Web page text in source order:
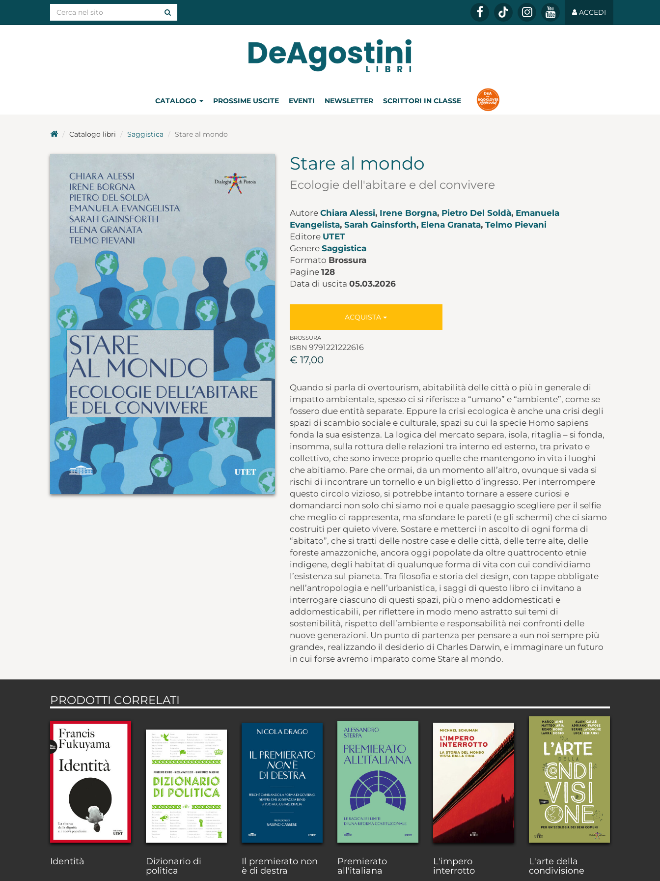
ACCEDI
CATALOGO PROSSIME USCITE EVENTI NEWSLETTER SCRITTORI IN CLASSE
Catalogo libri Saggistica Stare al mondo
Stare al mondo
Ecologie dell'abitare e del convivere
Autore Chiara Alessi, Irene Borgna, Pietro Del Soldà, Emanuela
Evangelista, Sarah Gainsforth, Elena Granata, Telmo Pievani
Editore UTET
Genere Saggistica
Formato Brossura
Pagine 128
Data di uscita 05.03.2026
ACQUISTA
BROSSURA
ISBN 9791221222616
€ 17,00
Quando si parla di overtourism, abitabilità delle città o più in generale di
impatto ambientale, spesso ci si riferisce a “umano” e “ambiente”, come se
fossero due entità separate. Eppure la crisi ecologica è anche una crisi degli
spazi di scambio sociale e culturale, spazi su cui la specie Homo sapiens
fonda la sua esistenza. La logica del mercato separa, isola, ritaglia – si fonda,
insomma, sulla rottura delle relazioni tra interno ed esterno, tra privato e
collettivo, che sono invece proprio quelle che mantengono in vita i luoghi
che abitiamo. Pare che ormai, da un momento all’altro, ovunque si vada si
rischi di incontrare un tornello e un biglietto d’ingresso. Per interrompere
questo circolo vizioso, si potrebbe intanto tornare a essere curiosi e
domandarci non solo chi siamo noi e quale paesaggio scegliere per il selfie
che meglio ci rappresenta, ma sfondare le pareti (e gli schermi) che ci siamo
costruiti per quieto vivere. Sostare e metterci in ascolto di ogni forma di
“abitato”, che si tratti delle nostre case e delle città, delle terre alte, delle
foreste amazzoniche, ancora oggi popolate da oltre quattrocento etnie
indigene, degli habitat di qualunque forma di vita con cui condividiamo
l’esistenza sul pianeta. Tra filosofia e storia del design, con tappe obbligate
nell’antropologia e nell’urbanistica, i saggi di questo libro ci invitano a
interrogare ciascuno di questi spazi, più o meno addomesticati e
addomesticabili, per riflettere in modo meno astratto sui temi di
sostenibilità, rispetto dell’ambiente e responsabilità nei confronti delle
nuove generazioni. Un punto di partenza per pensare a «un noi sempre più
grande», realizzando il desiderio di Charles Darwin, e immaginare un futuro
in cui forse avremo imparato come Stare al mondo.
PRODOTTI CORRELATI
Identità
Dizionario di
politica
Il premierato non
è di destra
Premierato
all'italiana
L'impero
interrotto
L'arte della
condivisione